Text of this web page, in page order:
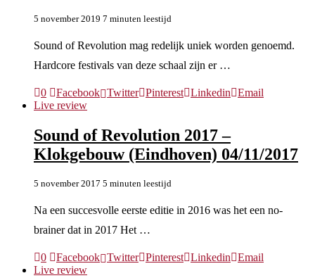
5 november 2019 7 minuten leestijd
Sound of Revolution mag redelijk uniek worden genoemd.
Hardcore festivals van deze schaal zijn er …
0 Facebook Twitter Pinterest Linkedin
Email
Live review
Sound of Revolution 2017 –
Klokgebouw (Eindhoven) 04/11/2017
5 november 2017 5 minuten leestijd
Na een succesvolle eerste editie in 2016 was het een no-
brainer dat in 2017 Het …
0 Facebook Twitter Pinterest Linkedin
Email
Live review